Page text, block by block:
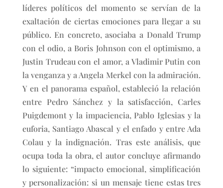
líderes políticos del momento se servían de la
exaltación de ciertas emociones para llegar a su
público. En concreto, asociaba a Donald Trump
con el odio, a Boris Johnson con el optimismo, a
Justin Trudeau con el amor, a Vladimir Putin con
la venganza y a Angela Merkel con la admiración.
Y en el panorama español, estableció la relación
entre Pedro Sánchez y la satisfacción, Carles
Puigdemont y la impaciencia, Pablo Iglesias y la
euforia, Santiago Abascal y el enfado y entre Ada
Colau y la indignación. Tras este análisis, que
ocupa toda la obra, el autor concluye afirmando
lo siguiente: “impacto emocional, simplificación
y personalización: si un mensaje tiene estas tres